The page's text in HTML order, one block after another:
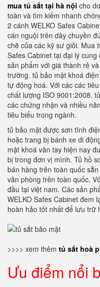
mua tủ sắt tại hà nội cho
toàn và tìm kiếm nhanh
2 cánh WELKO Safes
cán nguội trên dây chuyền
chẽ của các kỹ sư giỏi. Mua
Safes Cabinet tại đại lý
sản phẩm với giá thành rẻ
trường. tủ bảo mật khoá
tự động hoá. Với các các
chất lượng ISO 9001:2008.
các chứng nhận và nhiều
tiêu biểu trong ngành.
tủ bảo mật được sơn tĩnh
hoặc trang bị bánh xe di
mật khoá vân tay hiện nay
bị trong đơn vị mình. Tủ hồ
bán hàng trên toàn quốc
văn phòng trên toàn quốc.
đầu tại việt nam. Các sản
WELKO Safes Cabinet đem
hoàn hảo tốt nhất để lưu trữ
>>>> xem thêm tủ sắt hoà
Ưu điểm nổi